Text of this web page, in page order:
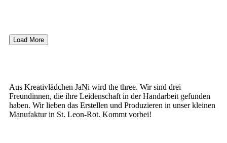
Load More
Aus Kreativlädchen JaNi wird the three. Wir sind drei
Freundinnen, die ihre Leidenschaft in der Handarbeit gefunden
haben. Wir lieben das Erstellen und Produzieren in unser kleinen
Manufaktur in St. Leon-Rot. Kommt vorbei!